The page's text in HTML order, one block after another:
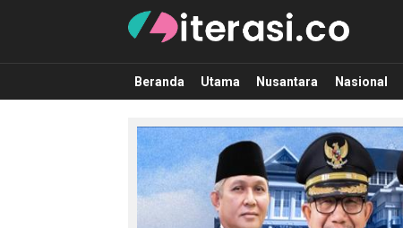
Literasi.co
Pilar Informasi
Beranda Utama Nusantara Nasional